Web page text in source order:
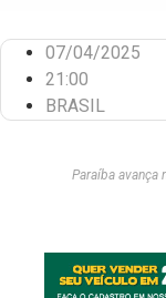
07/04/2025
21:00
BRASIL
Paraíba avança